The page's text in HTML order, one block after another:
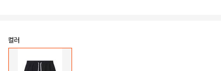
컬러